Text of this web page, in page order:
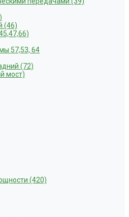
(46)
57,53, 64
(72)
мост)
(420)